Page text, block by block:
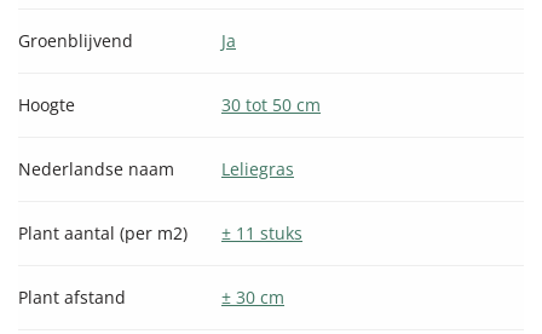
Groenblijvend Ja
Hoogte 30 tot 50 cm
Nederlandse naam Leliegras
Plant aantal (per m2) ± 11 stuks
Plant afstand ± 30 cm